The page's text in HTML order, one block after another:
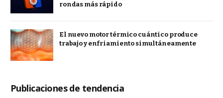
rondas más rápido
El nuevo motor térmico cuántico produce
trabajo y enfriamiento simultáneamente
Publicaciones de tendencia